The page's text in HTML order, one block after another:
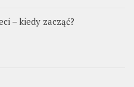
– kiedy zacząć?